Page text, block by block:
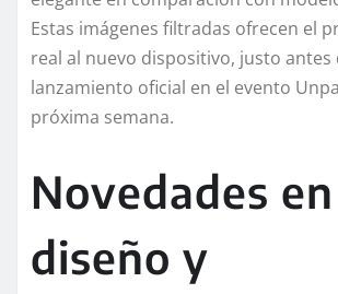
Estas imágenes filtradas ofrecen el
real al nuevo dispositivo, justo antes
lanzamiento oficial en el evento
próxima semana.
Novedades
diseño y